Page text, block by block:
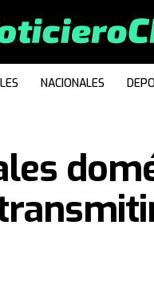
NACIONALES